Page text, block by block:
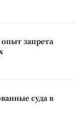
запрета
суда в